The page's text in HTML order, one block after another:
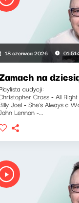
18 czerwca 2026
na
audycji:
Cross - All Right
Joel - She's Always a
Lennon -...